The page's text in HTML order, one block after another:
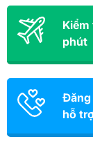
phút
Đăng
hỗ